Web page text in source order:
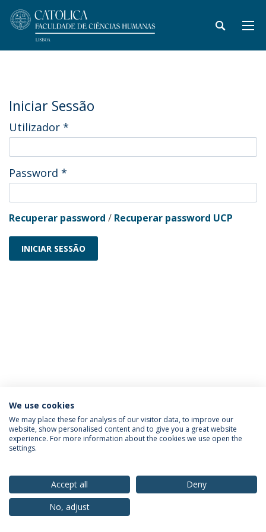
Iniciar Sessão
Utilizador *
Password *
Recuperar password / Recuperar password UCP
INICIAR SESSÃO
Política de Privacidade
Termos & Condições
Direitos do Titular dos Dados
© 2026 Universidade Católica Portuguesa
We use cookies
We may place these for analysis of our visitor data, to improve our
website, show personalised content and to give you a great website
experience. For more information about the cookies we use open the
settings.
Accept all
Deny
No, adjust